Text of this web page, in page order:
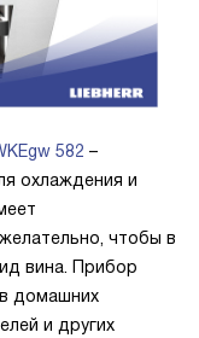
582 –
охлаждения и
чтобы в
вина. Прибор
домашних
и других